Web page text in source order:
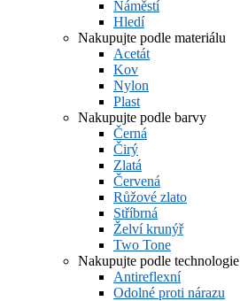
Náměstí
Hledí
Nakupujte podle materiálu
Acetát
Kov
Nylon
Plast
Nakupujte podle barvy
Černá
Čirý
Zlatá
Červená
Růžové zlato
Stříbrná
Želví krunýř
Two Tone
Nakupujte podle technologie
Antireflexní
Odolné proti nárazu